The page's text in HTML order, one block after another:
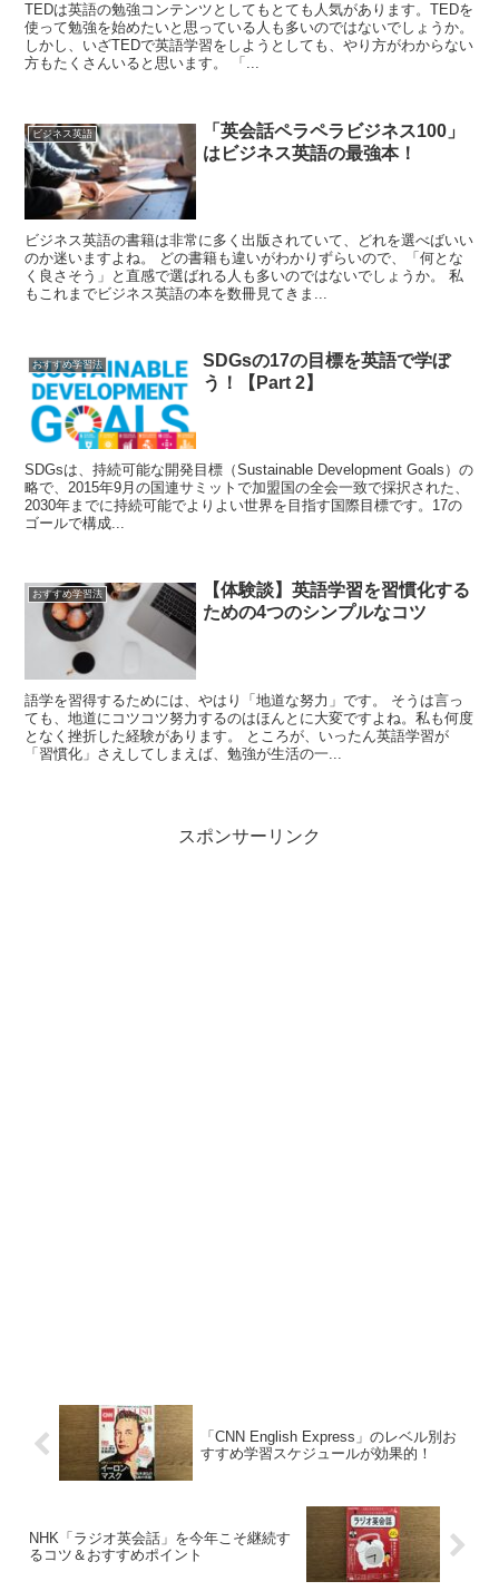
TEDは英語の勉強コンテンツとしてもとても人気があります。TEDを
使って勉強を始めたいと思っている人も多いのではないでしょうか。
しかし、いざTEDで英語学習をしようとしても、やり方がわからない
方もたくさんいると思います。 「...
ビジネス英語
「英会話ペラペラビジネス100」
はビジネス英語の最強本！
ビジネス英語の書籍は非常に多く出版されていて、どれを選べばいい
のか迷いますよね。 どの書籍も違いがわかりずらいので、「何とな
く良さそう」と直感で選ばれる人も多いのではないでしょうか。 私
もこれまでビジネス英語の本を数冊見てきま...
おすすめ学習法
SDGsの17の目標を英語で学ぼ
う！【Part 2】
SDGsは、持続可能な開発目標（Sustainable Development Goals）の
略で、2015年9月の国連サミットで加盟国の全会一致で採択された、
2030年までに持続可能でよりよい世界を目指す国際目標です。17の
ゴールで構成...
おすすめ学習法
【体験談】英語学習を習慣化する
ための4つのシンプルなコツ
語学を習得するためには、やはり「地道な努力」です。 そうは言っ
ても、地道にコツコツ努力するのはほんとに大変ですよね。私も何度
となく挫折した経験があります。 ところが、いったん英語学習が
「習慣化」さえしてしまえば、勉強が生活の一...
スポンサーリンク
「CNN English Express」のレベル別お
すすめ学習スケジュールが効果的！
NHK「ラジオ英会話」を今年こそ継続す
るコツ＆おすすめポイント